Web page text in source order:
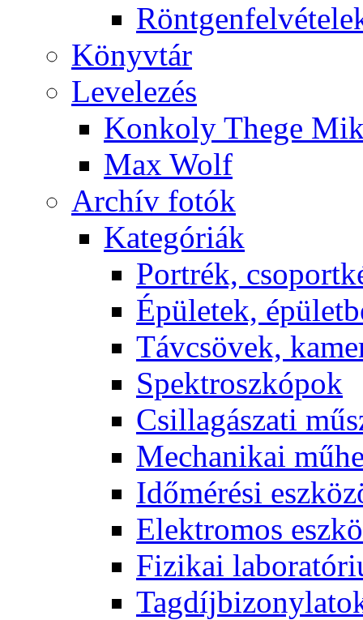
Könyv­tár
Le­ve­le­zés
Kon­koly The­ge
Max Wolf
Ar­chív fo­tók
Ka­te­gó­ri­ák
Port­rék,
Épü­le­tek,
Táv­csö­vek,
Spekt­rosz­kó­pok
Csil­la­gá­sza­ti
Me­cha­ni­kai
Idő­mé­ré­si
Elekt­ro­mos
Fi­zi­kai